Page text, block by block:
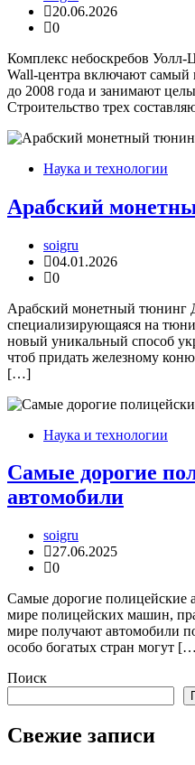
20.06.2026
0
Комплекс небоскребов
Wall-центра включают самый
до 2008 года и занимают
Строительство трех
Наука и технологии
Арабский
soigru
04.01.2026
0
Арабский монетный тюнинг
специализирующаяся на
новый уникальный способ
чтоб придать железному
[…]
Наука и технологии
Самые дорогие
автомобили
soigru
27.06.2025
0
Самые дорогие полицейские
мире полицейских машин,
мире получают автомобили
особо богатых стран могут
Поиск
Свежие записи